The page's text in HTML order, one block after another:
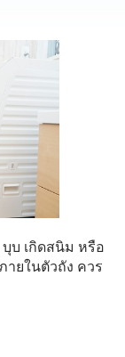
บ เกิดสนิม หรือ
ายในตัวถัง ควร